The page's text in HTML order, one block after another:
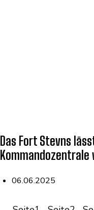
Das Fort Stevns
06.06.2025